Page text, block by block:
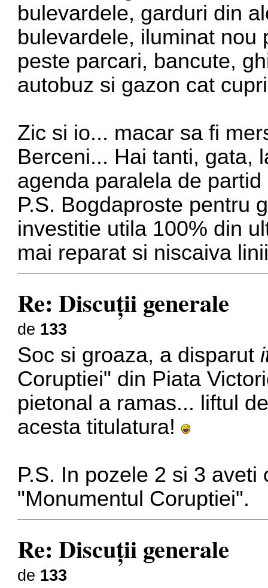
bulevardele, garduri din
bulevardele, iluminat nou
peste parcari, bancute,
autobuz si gazon cat
Zic si io... macar sa fi
Berceni... Hai tanti, gata,
agenda paralela de
P.S. Bogdaproste pentru
investitie utila 100% din
mai reparat si niscaiva
Re: Discuţii generale
de 133
Soc si groaza, a disparut
Coruptiei" din Piata
pietonal a ramas... liftul
acesta titulatura!
P.S. In pozele 2 si 3
"Monumentul Coruptiei".
Re: Discuţii generale
de 133